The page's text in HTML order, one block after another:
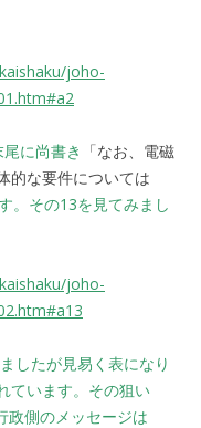
joho-
に尚書き 「なお、電磁
的な要件については
。その13を見てみまし
joho-
したが見易く表になり
ています。その狙い
政側のメッセージは